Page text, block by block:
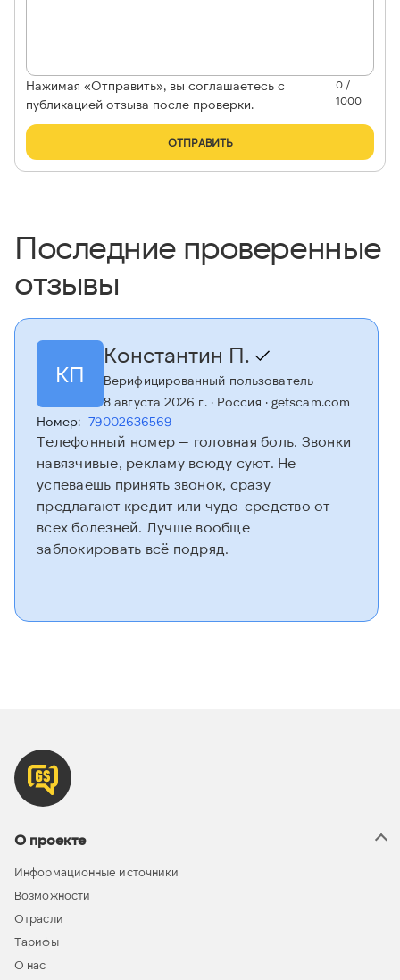
Нажимая «Отправить», вы соглашаетесь с
публикацией отзыва после проверки.
0 /
1000
ОТПРАВИТЬ
Последние проверенные
отзывы
КП
Константин П.
Верифицированный пользователь
8 августа 2026 г.· Россия · getscam.com
Номер: 79002636569
Телефонный номер — головная боль. Звонки
навязчивые, рекламу всюду суют. Не
успеваешь принять звонок, сразу
предлагают кредит или чудо-средство от
всех болезней. Лучше вообще
заблокировать всё подряд.
О проекте
Информационные источники
Возможности
Отрасли
Тарифы
О нас